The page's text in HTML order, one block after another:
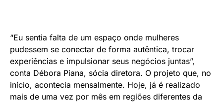
“Eu sentia falta de um espaço onde mulheres
pudessem se conectar de forma autêntica, trocar
experiências e impulsionar seus negócios juntas”,
conta Débora Piana, sócia diretora. O projeto que, no
início, acontecia mensalmente. Hoje, já é realizado
mais de uma vez por mês em regiões diferentes da